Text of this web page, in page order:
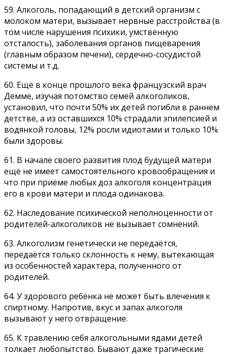
59. Алкоголь, попадающий в детский организм с
молоком матери, вызывает нервные расстройства (в
том числе нарушения психики, умственную
отсталость), заболевания органов пищеварения
(главным образом печени), сердечно-сосудистой
системы и т.д.
60. Ещё в конце прошлого века французский врач
Демме, изучая потомство семей алкоголиков,
установил, что почти 50% их детей погибли в раннем
детстве, а из оставшихся 10% страдали эпилепсией и
водянкой головы, 12% росли идиотами и только 10%
были здоровы.
61. В начале своего развития плод будущей матери
ещё не имеет самостоятельного кровообращения и
что при приёме любых доз алкоголя концентрация
его в крови матери и плода одинакова.
62. Наследование психической неполноценности от
родителей-алкоголиков не вызывает сомнений.
63. Алкоголизм генетически не передаётся,
передаётся только склонность к нему, вытекающая
из особенностей характера, полученного от
родителей.
64. У здорового ребёнка не может быть влечения к
спиртному. Напротив, вкус и запах алкоголя
вызывают у него отвращение.
65. К травлению себя алкогольными ядами детей
толкает любопытство. Бывают даже трагические